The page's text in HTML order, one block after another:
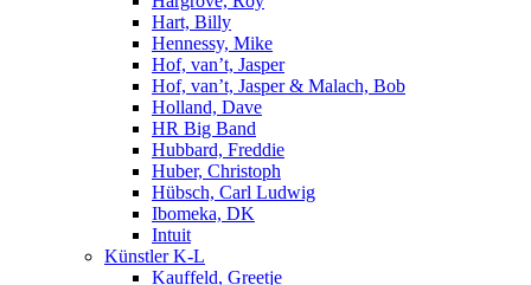
Hart, Billy
Hennessy, Mike
Hof, van’t, Jasper
Hof, van’t, Jasper & Malach, Bob
Holland, Dave
HR Big Band
Hubbard, Freddie
Huber, Christoph
Hübsch, Carl Ludwig
Ibomeka, DK
Intuit
Künstler K-L
Kauffeld, Greetje